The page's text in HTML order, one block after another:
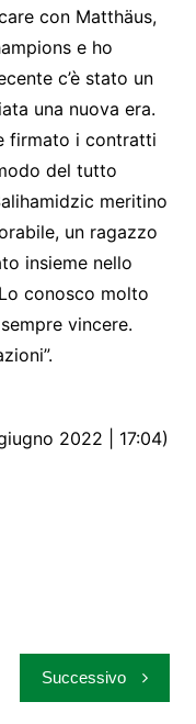
con Matthäus,
e ho
c’è stato un
una nuova era.
firmato i contratti
del tutto
meritino
un ragazzo
insieme nello
conosco molto
vincere.
2022 | 17:04)
Successivo